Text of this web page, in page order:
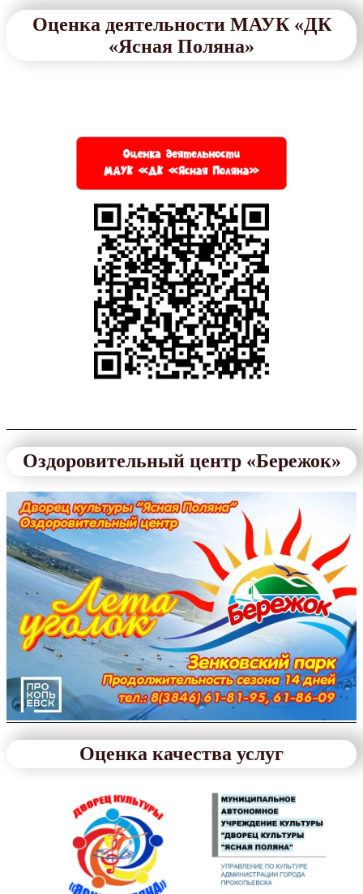
Оценка деятельности МАУК «ДК
«Ясная Поляна»
Оздоровительный центр «Бережок»
Оценка качества услуг